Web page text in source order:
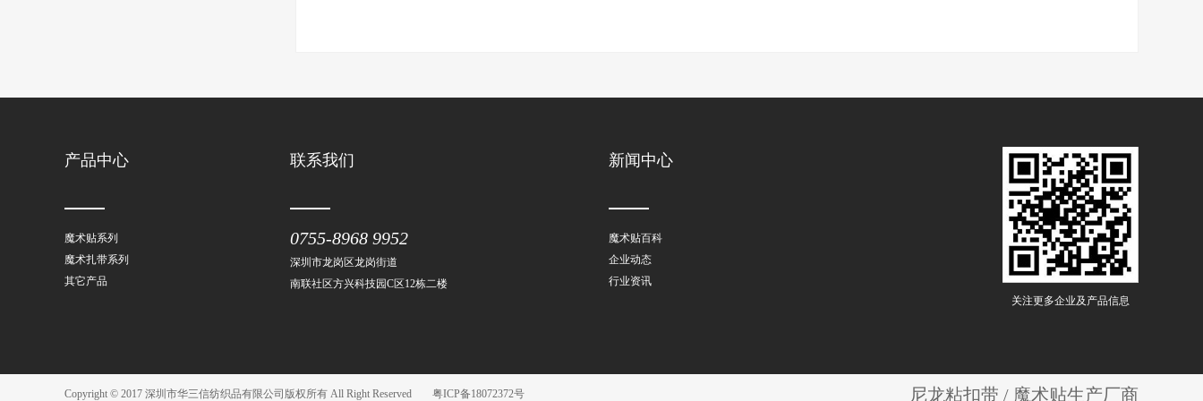
产品中心
魔术贴系列
魔术扎带系列
其它产品
联系我们
0755-8968 9952
深圳市龙岗区龙岗街道
南联社区方兴科技园C区12栋二楼
新闻中心
魔术贴百科
企业动态
行业资讯
关注更多企业及产品信息
Copyright © 2017 深圳市华三信纺织品有限公司版权所有 All Right Reserved 粤ICP备18072372号 尼龙粘扣带 / 魔术贴生产厂商